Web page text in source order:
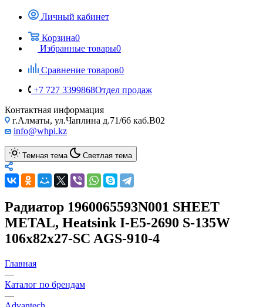
Личный кабинет
Корзина0
Избранные товары0
Сравнение товаров0
+7 727 3399868Отдел продаж
Контактная информация
г.Алматы, ул.Чаплина д.71/66 каб.B02
info@whpi.kz
Темная тема Светлая тема
Радиатор 1960065593N001 SHEET
METAL, Heatsink I-E5-2690 S-135W
106x82x27-SC AGS-910-4
Главная
—
Каталог по брендам
—